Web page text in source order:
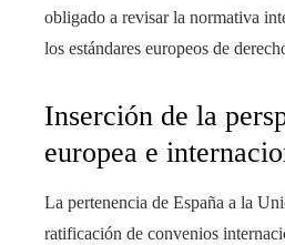
obligado a revisar la normativa
los estándares europeos de
Inserción de la
europea e
La pertenencia de España a la
ratificación de convenios